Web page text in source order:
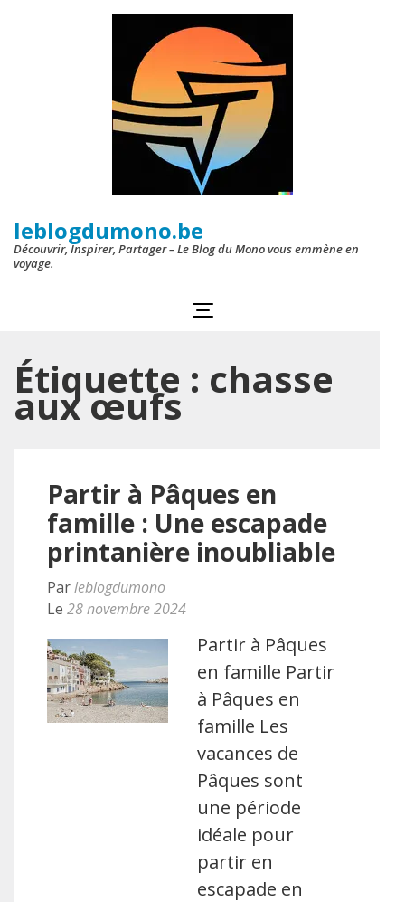
leblogdumono.be
Découvrir, Inspirer, Partager – Le Blog du Mono vous emmène en
voyage.
Étiquette : chasse
aux œufs
Partir à Pâques en
famille : Une escapade
printanière inoubliable
Parleblogdumono
Le 28 novembre 2024
Partir à Pâques
en famille Partir
à Pâques en
famille Les
vacances de
Pâques sont
une période
idéale pour
partir en
escapade en